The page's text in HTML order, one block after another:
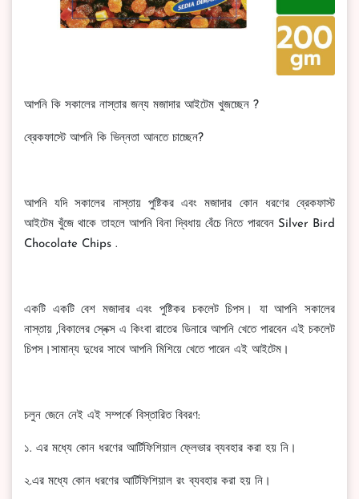
আপনি কি সকালের নাস্তার জন্য মজাদার আইটেম খুজচ্ছেন ?
ব্রেকফাস্টে আপনি কি ভিন্নতা আনতে চাচ্ছেন?
আপনি যদি সকালের নাস্তায় পুষ্টিকর এবং মজাদার কোন ধরণের ব্রেকফাস্ট
আইটেম খুঁজে থাকে তাহলে আপনি বিনা দ্বিধায় বেঁচে নিতে পারবেন Silver Bird
Chocolate Chips .
একটি একটি বেশ মজাদার এবং পুষ্টিকর চকলেট চিপস। যা আপনি সকালের
নাস্তায় ,বিকালের স্নেক্স এ কিংবা রাতের ডিনারে আপনি খেতে পারবেন এই চকলেট
চিপস।সামান্য দুধের সাথে আপনি মিশিয়ে খেতে পারেন এই আইটেম।
চলুন জেনে নেই এই সম্পর্কে বিস্তারিত বিবরণ:
১. এর মধ্যে কোন ধরণের আর্টিফিশিয়াল ফ্লেভার ব্যবহার করা হয় নি।
২.এর মধ্যে কোন ধরণের আর্টিফিশিয়াল রং ব্যবহার করা হয় নি।